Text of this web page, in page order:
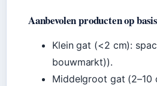
Aanbevolen producten op
Klein gat (<2 cm):
bouwmarkt)).
Middelgroot gat (2–10